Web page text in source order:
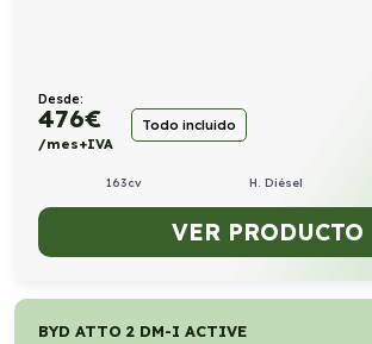
Desde:
476€
/mes+IVA
Todo incluido
163cv H. Diésel
VER PRODUCTO
BYD ATTO 2 DM-I ACTIVE